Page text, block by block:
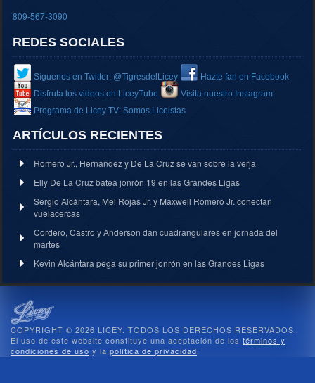
809-567-3090
REDES SOCIALES
Síguenos en Twitter: @TigresdelLicey
Hazte fan en Facebook
Disfruta los videos en LiceyTube
Visita nuestro Instagram
Programa de Licey TV: Somos Liceistas
ARTÍCULOS RECIENTES
Romero Jr., Hernández y De La Cruz se van sobre la verja
Elly De La Cruz batea jonrón 19 en las Grandes Ligas
Sergio Alcántara, Mel Rojas Jr. y Maxwell Romero Jr. conectan
vuelacercas
Cordero, Castro y Anderson dan cuadrangulares en jornada del
martes
Kevin Alcántara pega su primer jonrón en las Grandes Ligas
COPYRIGHT © 2026 LICEY. TODOS LOS DERECHOS RESERVADOS.
El uso de este website constituye una aceptación de los términos y
condiciones de uso y la política de privacidad